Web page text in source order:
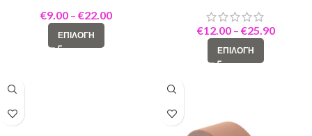
€9.00 – €22.00
ΕΠΙΛΟΓΉ €12.00 – €25.90
ΕΠΙΛΟΓΉ